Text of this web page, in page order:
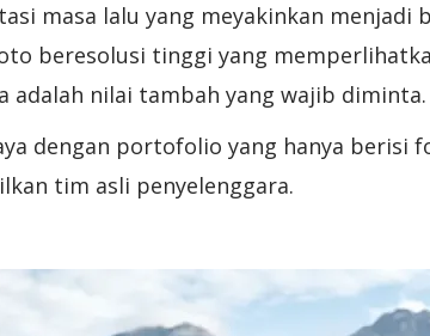
masa lalu yang meyakinkan
beresolusi tinggi yang
adalah nilai tambah yang wajib diminta.
dengan portofolio yang hanya
tim asli penyelenggara.